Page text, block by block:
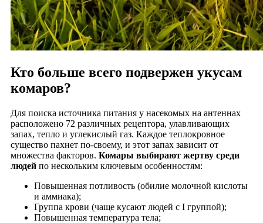
Кто больше всего подвержен укусам
комаров?
Для поиска источника питания у насекомых на антеннах
расположено 72 различных рецептора, улавливающих
запах, тепло и углекислый газ. Каждое теплокровное
существо пахнет по-своему, и этот запах зависит от
множества факторов. Комары выбирают жертву среди
людей по нескольким ключевым особенностям:
Повышенная потливость (обилие молочной кислоты
и аммиака);
Группа крови (чаще кусают людей с I группой);
Повышенная температура тела;